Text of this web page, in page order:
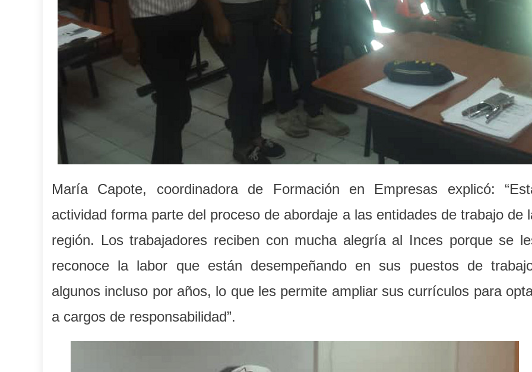
María Capote, coordinadora de Formación en Empresas explicó:
actividad forma parte del proceso de abordaje a las entidades de trabajo de
región. Los trabajadores reciben con mucha alegría al Inces porque se
reconoce la labor que están desempeñando en sus puestos de
algunos incluso por años, lo que les permite ampliar sus currículos para
a cargos de responsabilidad”.